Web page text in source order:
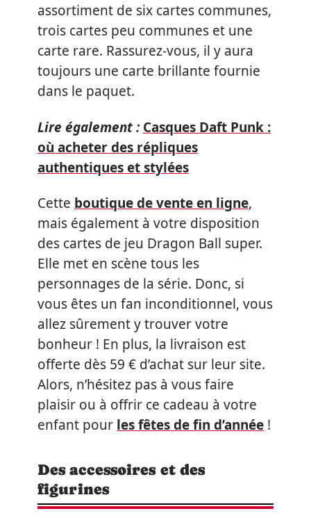
assortiment de six cartes communes,
trois cartes peu communes et une
carte rare. Rassurez-vous, il y aura
toujours une carte brillante fournie
dans le paquet.
Lire également : Casques Daft Punk :
où acheter des répliques
authentiques et stylées
Cette boutique de vente en ligne,
mais également à votre disposition
des cartes de jeu Dragon Ball super.
Elle met en scène tous les
personnages de la série. Donc, si
vous êtes un fan inconditionnel, vous
allez sûrement y trouver votre
bonheur ! En plus, la livraison est
offerte dès 59 € d’achat sur leur site.
Alors, n’hésitez pas à vous faire
plaisir ou à offrir ce cadeau à votre
enfant pour les fêtes de fin d’année !
Des accessoires et des
figurines